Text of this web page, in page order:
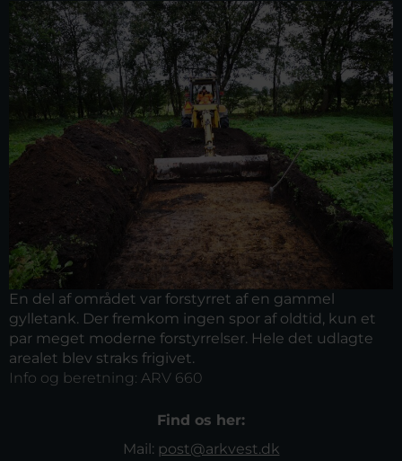
En del af området var forstyrret af en gammel
gylletank. Der fremkom ingen spor af oldtid, kun et
par meget moderne forstyrrelser. Hele det udlagte
arealet blev straks frigivet.
Info og beretning: ARV 660
Find os her:
Mail: post@arkvest.dk